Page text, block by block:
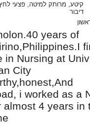
קיטע, מרותק למיטה, פצעי
דיבור
years of
in Nursing at
City
i worked as a
4 years in